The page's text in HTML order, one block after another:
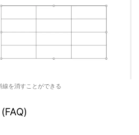
線を消すことができる